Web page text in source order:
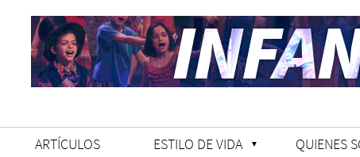
ARTÍCULOS ESTILO DE VIDA QUIENES